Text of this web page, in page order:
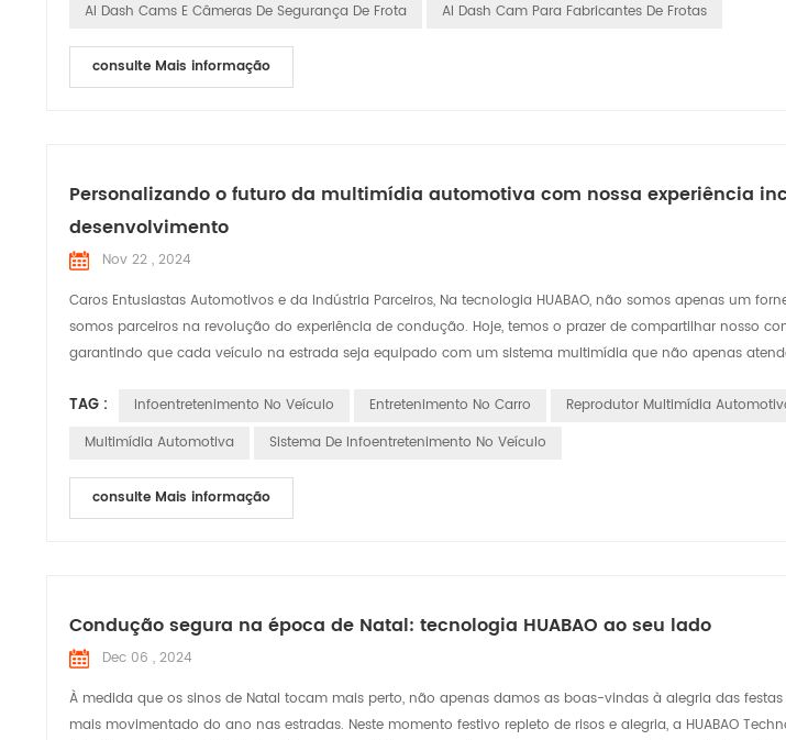
AI Dash Cams E Câmeras De Segurança De Frota
AI Dash Cam Para Fabricantes De Frotas
consulte Mais informação
Personalizando o futuro da multimídia automotiva com nossa experiência
desenvolvimento
Nov 22 , 2024
Caros Entusiastas Automotivos e da Indústria Parceiros, Na tecnologia HUABAO, não somos apenas um
somos parceiros na revolução do experiência de condução. Hoje, temos o prazer de compartilhar nosso
garantindo que cada veículo na estrada seja equipado com um sistema multimídia que não apenas
TAG : Infoentretenimento No Veículo Entretenimento No Carro
Reprodutor Multimídia
Multimídia Automotiva
Sistema De Infoentretenimento No Veículo
consulte Mais informação
Condução segura na época de Natal: tecnologia HUABAO ao seu lado
Dec 06 , 2024
À medida que os sinos de Natal tocam mais perto, não apenas damos as boas-vindas à alegria das
mais movimentado do ano nas estradas. Neste momento festivo repleto de risos e alegria, a HUABAO